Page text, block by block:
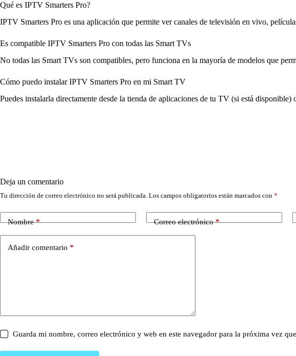
Qué es IPTV Smarters Pro?
IPTV Smarters Pro es una aplicación que permite ver canales de televisión en vivo,
Es compatible IPTV Smarters Pro con todas las Smart TVs
No todas las Smart TVs son compatibles, pero funciona en la mayoría de modelos que
Cómo puedo instalar IPTV Smarters Pro en mi Smart TV
Puedes instalarla directamente desde la tienda de aplicaciones de tu TV (si está
Deja un comentario
Tu dirección de correo electrónico no será publicada. Los campos obligatorios están marcados con *
Nombre* Correo electrónico*
Añadir comentario *
Guarda mi nombre, correo electrónico y web en este navegador para la próxima vez